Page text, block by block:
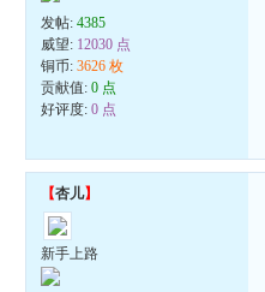
发帖:4385
威望: 12030 点
铜币:3626 枚
贡献值:0 点
好评度:0 点
【杏儿】
新手上路